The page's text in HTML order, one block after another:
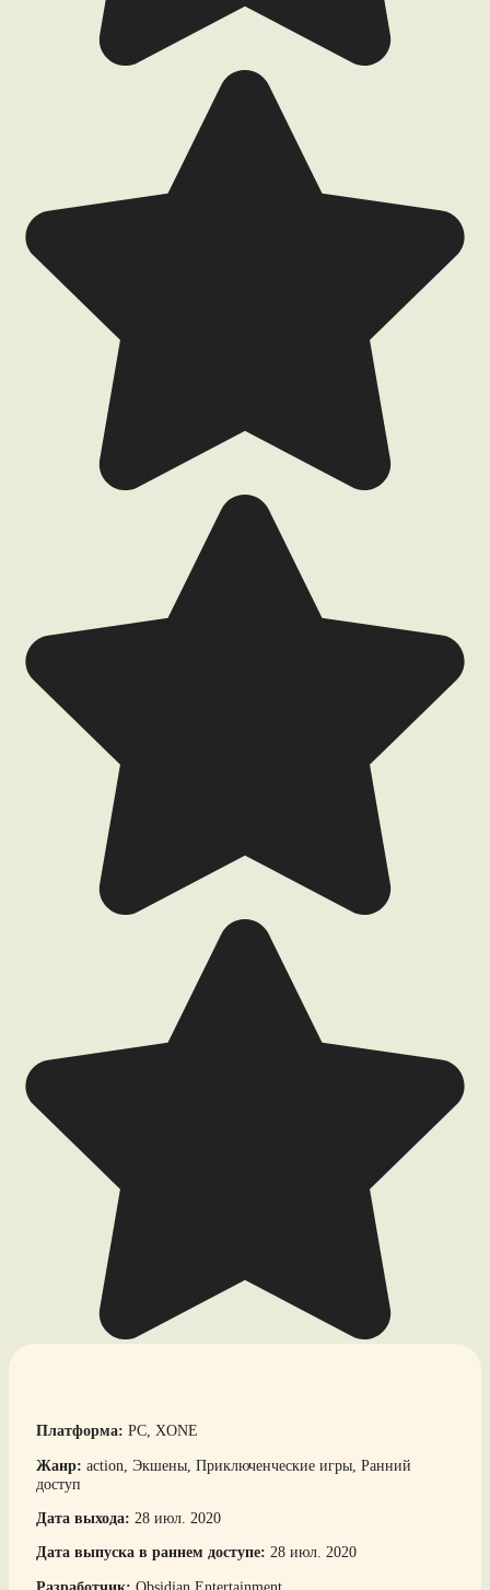
Платформа: PC, XONE
Жанр: action, Экшены, Приключенческие игры, Ранний
доступ
Дата выхода: 28 июл. 2020
Дата выпуска в раннем доступе: 28 июл. 2020
Разработчик: Obsidian Entertainment